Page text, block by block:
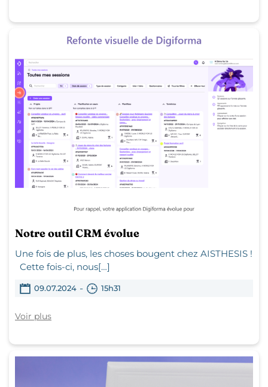
Notre outil CRM évolue
Une fois de plus, les choses bougent chez AISTHESIS !
Cette fois-ci, nous[…]
09.07.2024 - 15h31
Voir plus